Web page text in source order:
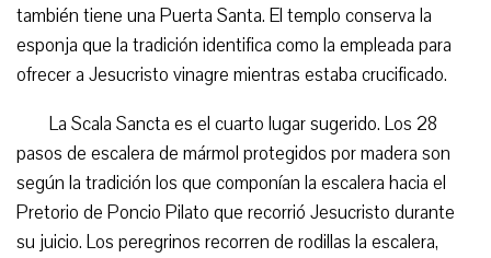
también tiene una Puerta Santa. El templo conserva la
esponja que la tradición identifica como la empleada para
ofrecer a Jesucristo vinagre mientras estaba crucificado.
La Scala Sancta es el cuarto lugar sugerido. Los 28
pasos de escalera de mármol protegidos por madera son
según la tradición los que componían la escalera hacia el
Pretorio de Poncio Pilato que recorrió Jesucristo durante
su juicio. Los peregrinos recorren de rodillas la escalera,